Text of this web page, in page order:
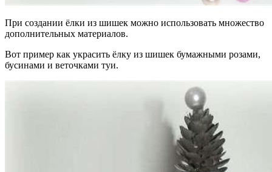
При создании ёлки из шишек можно использовать множество
дополнительных материалов.
Вот пример как украсить ёлку из шишек бумажными розами,
бусинами и веточками туи.